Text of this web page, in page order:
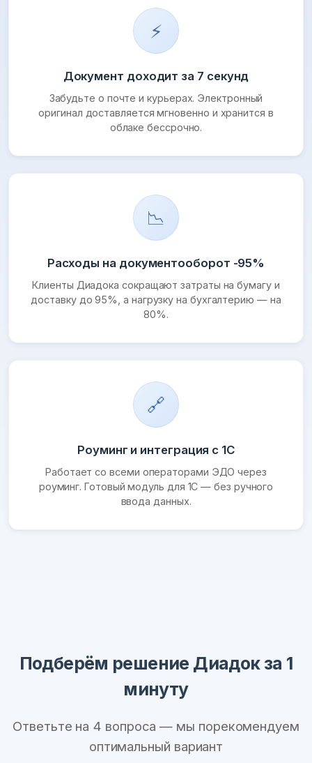
⚡
Документ доходит за 7 секунд
Забудьте о почте и курьерах. Электронный
оригинал доставляется мгновенно и хранится в
облаке бессрочно.
📉
Расходы на документооборот -95%
Клиенты Диадока сокращают затраты на бумагу и
доставку до 95%, а нагрузку на бухгалтерию — на
80%.
🔗
Роуминг и интеграция с 1С
Работает со всеми операторами ЭДО через
роуминг. Готовый модуль для 1С — без ручного
ввода данных.
Подберём решение Диадок за 1
минуту
Ответьте на 4 вопроса — мы порекомендуем
оптимальный вариант